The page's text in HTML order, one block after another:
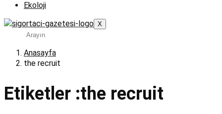
Ekoloji
X
Anasayfa
the recruit
Etiketler :the recruit